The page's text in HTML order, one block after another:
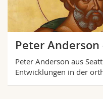
Peter Anderson
Peter Anderson aus
Entwicklungen in der